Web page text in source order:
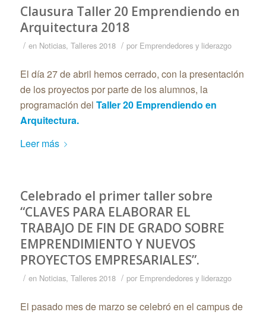
Clausura Taller 20 Emprendiendo en
Arquitectura 2018
/ en Noticias, Talleres 2018 / por Emprendedores y liderazgo
El día 27 de abril hemos cerrado, con la presentación
de los proyectos por parte de los alumnos, la
programación del Taller 20 Emprendiendo en
Arquitectura.
Leer más
Celebrado el primer taller sobre
“CLAVES PARA ELABORAR EL
TRABAJO DE FIN DE GRADO SOBRE
EMPRENDIMIENTO Y NUEVOS
PROYECTOS EMPRESARIALES”.
/ en Noticias, Talleres 2018 / por Emprendedores y liderazgo
El pasado mes de marzo se celebró en el campus de